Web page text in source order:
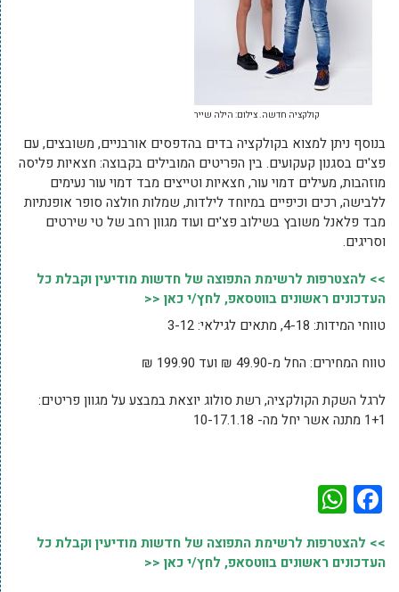
קולקציה חדשה. צילום: הילה שייר
בנוסף ניתן למצוא בקולקציה בדים בהדפסים אורבניים, משובצים, עם
פצ'ים בסגנון קעקועים. בין הפריטים המובילים בקבוצה: חצאיות פליסה
מוזהבות, מעילים דמוי עור, חצאיות וטייצים מבד דמוי עור נעימים
ללבישה, רכים וכיפיים במיוחד לילדות, שמלות חולצה סופר אופנתיות
מבד פלאנל משובץ בשילוב פצ'ים ועוד מגוון רחב של טי שירטים
וסריגים.
>> להצטרפות לרשימת התפוצה של חדשות מודיעין וקבלת כל
העדכונים ראשונים בווטסאפ, לחץ/י כאן <<
טווחי המידות: 4-18, מתאים לגילאי: 3-12
טווח המחירים: החל מ-49.90 ₪ ועד 199.90 ₪
לרגל השקת הקולקציה, רשת סולוג יוצאת במבצע על מגוון פריטים:
1+1 מתנה אשר יחל מה- 10-17.1.18
Facebook
>> להצטרפות לרשימת התפוצה של חדשות מודיעין וקבלת כל
העדכונים ראשונים בווטסאפ, לחץ/י כאן <<